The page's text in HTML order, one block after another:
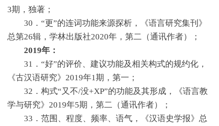
3期，独著；
30．“更”的连词功能来源探析，《语言研究集刊》
总第26辑，学林出版社2020年，第二（通讯作者）；
2019年：
31．“好”的评价、建议功能及相关构式的规约化，
《古汉语研究》2019年1期，第一；
32．构式“又不/没+XP”的功能及其形成，《语言教
学与研究》2019年5期，第二（通讯作者）；
33．范围、程度、频率、语气，《汉语史学报》总